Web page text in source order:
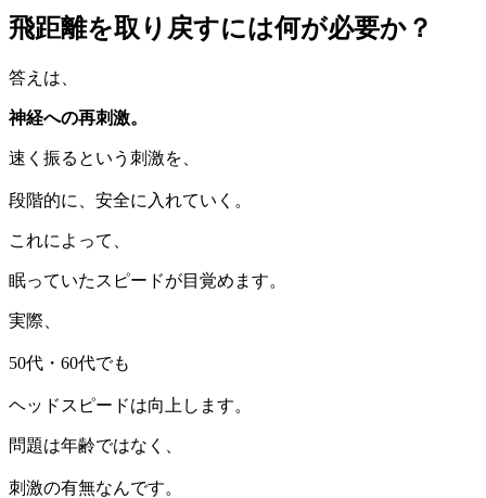
飛距離を取り戻すには何が必要か？
答えは、
神経への再刺激。
速く振るという刺激を、
段階的に、安全に入れていく。
これによって、
眠っていたスピードが目覚めます。
実際、
50代・60代でも
ヘッドスピードは向上します。
問題は年齢ではなく、
刺激の有無なんです。